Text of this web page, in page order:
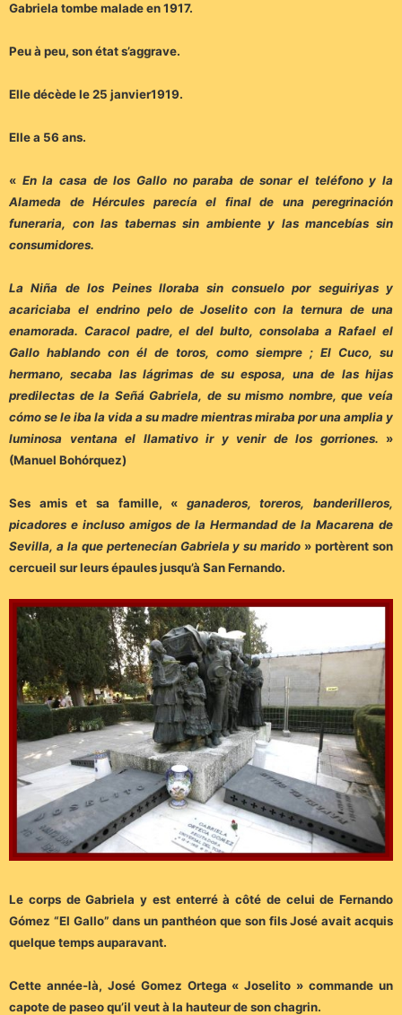
Gabriela tombe malade en 1917.
Peu à peu, son état s’aggrave.
Elle décède le 25 janvier1919.
Elle a 56 ans.
« En la casa de los Gallo no paraba de sonar el teléfono y la
Alameda de Hércules parecía el final de una peregrinación
funeraria, con las tabernas sin ambiente y las mancebías sin
consumidores.
La Niña de los Peines lloraba sin consuelo por seguiriyas y
acariciaba el endrino pelo de Joselito con la ternura de una
enamorada. Caracol padre, el del bulto, consolaba a Rafael el
Gallo hablando con él de toros, como siempre ; El Cuco, su
hermano, secaba las lágrimas de su esposa, una de las hijas
predilectas de la Señá Gabriela, de su mismo nombre, que veía
cómo se le iba la vida a su madre mientras miraba por una amplia y
luminosa ventana el llamativo ir y venir de los gorriones. »
(Manuel Bohórquez)
Ses amis et sa famille, « ganaderos, toreros, banderilleros,
picadores e incluso amigos de la Hermandad de la Macarena de
Sevilla, a la que pertenecían Gabriela y su marido » portèrent son
cercueil sur leurs épaules jusqu’à San Fernando.
Le corps de Gabriela y est enterré à côté de celui de Fernando
Gómez “El Gallo” dans un panthéon que son fils José avait acquis
quelque temps auparavant.
Cette année-là, José Gomez Ortega « Joselito » commande un
capote de paseo qu’il veut à la hauteur de son chagrin.